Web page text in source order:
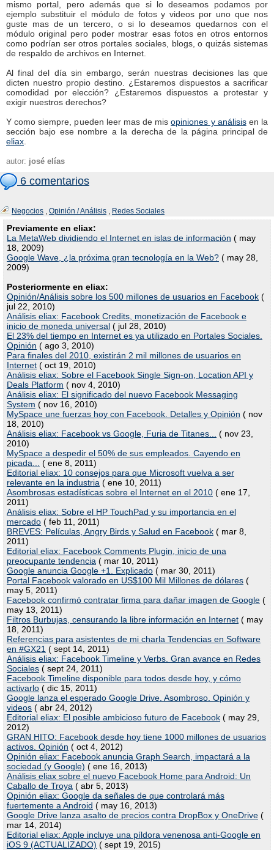
mismo portal, pero además que si lo deseamos podamos por
ejemplo substituir el módulo de fotos y videos por uno que nos
guste mas de un tercero, o si lo deseamos quedarnos con el
módulo original pero poder mostrar esas fotos en otros entornos
como podrían ser otros portales sociales, blogs, o quizás sistemas
de respaldo de archivos en Internet.
Al final del día sin embargo, serán nuestras decisiones las que
dicten nuestro propio destino. ¿Estaremos dispuestos a sacrificar
comodidad por elección? ¿Estaremos dispuestos a protestar y
exigir nuestros derechos?
Y como siempre, pueden leer mas de misopiniones y análisisen la
sección bajo ese nombre a la derecha de la página principal de
eliax
autor: josé elías
6 comentarios
Negocios , Opinión / Análisis , Redes Sociales
Previamente en eliax:
La MetaWeb dividiendo el Internet en islas de información ( may
18, 2009)
Google Wave, ¿la próxima gran tecnología en la Web? ( may 28,
2009)
Posteriormente en eliax:
Opinión/Análisis sobre los 500 millones de usuarios en Facebook (
jul 22, 2010)
Análisis eliax: Facebook Credits, monetización de Facebook e
inicio de moneda universal ( jul 28, 2010)
El 23% del tiempo en Internet es ya utilizado en Portales Sociales.
Opinión ( ago 3, 2010)
Para finales del 2010, existirán 2 mil millones de usuarios en
Internet ( oct 19, 2010)
Análisis eliax: Sobre el Facebook Single Sign-on, Location API y
Deals Platform ( nov 4, 2010)
Análisis eliax: El significado del nuevo Facebook Messaging
System ( nov 16, 2010)
MySpace une fuerzas hoy con Facebook. Detalles y Opinión ( nov
18, 2010)
Análisis eliax: Facebook vs Google, Furia de Titanes...
( nov 23,
2010)
MySpace a despedir el 50% de sus empleados. Cayendo en
picada...
( ene 8, 2011)
Editorial eliax: 10 consejos para que Microsoft vuelva a ser
relevante en la industria ( ene 10, 2011)
Asombrosas estadísticas sobre el Internet en el 2010 ( ene 17,
2011)
Análisis eliax: Sobre el HP TouchPad y su importancia en el
mercado ( feb 11, 2011)
BREVES: Películas, Angry Birds y Salud en Facebook ( mar 8,
2011)
Editorial eliax: Facebook Comments Plugin, inicio de una
preocupante tendencia ( mar 10, 2011)
Google anuncia Google +1. Explicado ( mar 30, 2011)
Portal Facebook valorado en US$100 Mil Millones de dólares (
may 5, 2011)
Facebook confirmó contratar firma para dañar imagen de Google (
may 13, 2011)
Filtros Burbujas, censurando la libre información en Internet ( may
18, 2011)
Referencias para asistentes de mi charla Tendencias en Software
en #GX21 ( sept 14, 2011)
Análisis eliax: Facebook Timeline y Verbs. Gran avance en Redes
Sociales ( sept 24, 2011)
Facebook Timeline disponible para todos desde hoy, y cómo
activarlo ( dic 15, 2011)
Google lanza el esperado Google Drive. Asombroso. Opinión y
videos ( abr 24, 2012)
Editorial eliax: El posible ambicioso futuro de Facebook ( may 29,
2012)
GRAN HITO: Facebook desde hoy tiene 1000 millones de usuarios
activos. Opinión ( oct 4, 2012)
Opinión eliax: Facebook anuncia Graph Search, impactará a la
sociedad (y Google) ( ene 16, 2013)
Análisis eliax sobre el nuevo Facebook Home para Android: Un
Caballo de Troya ( abr 5, 2013)
Opinión eliax: Google da señales de que controlará más
fuertemente a Android ( may 16, 2013)
Google Drive lanza asalto de precios contra DropBox y OneDrive (
mar 14, 2014)
Editorial eliax: Apple incluye una píldora venenosa anti-Google en
iOS 9 (ACTUALIZADO) ( sept 19, 2015)